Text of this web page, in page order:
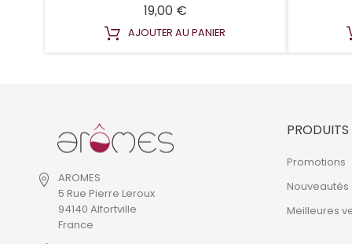
19,00 €Prix
AJOUTER AU PANIER
AROMES
5 Rue Pierre Leroux
94140 Alfortville
France
PRODUITS
Promotions
Nouveautés
Meilleures